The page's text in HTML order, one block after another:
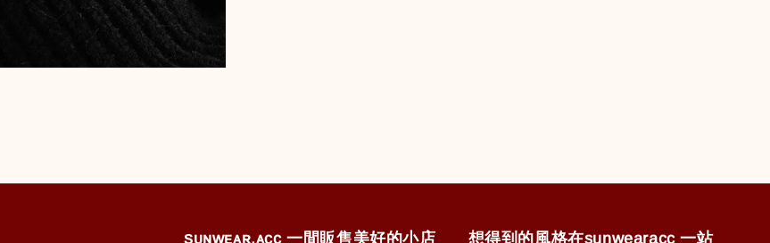
ꜱᴜɴᴡᴇᴀʀ.ᴀᴄᴄ 一間販售美好的小店 想得到的風格在sunwearacc 一站